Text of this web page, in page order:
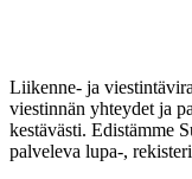
Liikenne- ja
viestinnän yhteydet ja
kestävästi. Edistämme
palveleva lupa-,